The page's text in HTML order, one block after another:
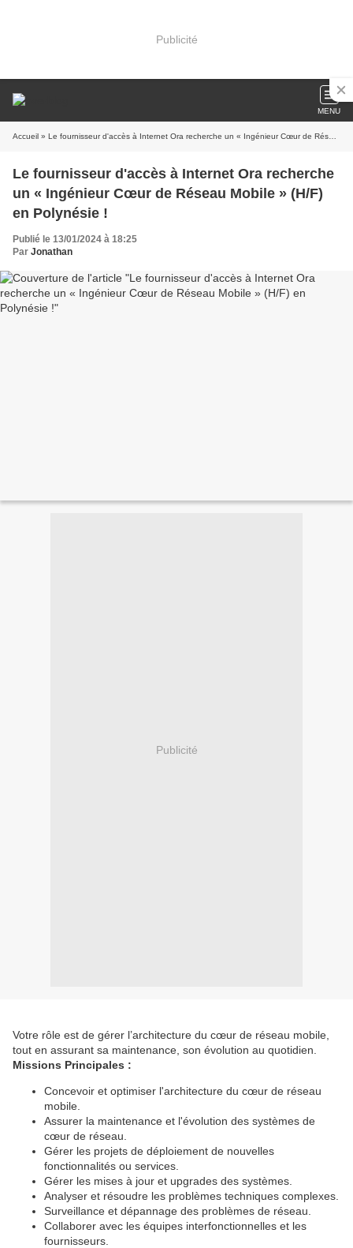
Publicité
MENU
Accueil » Le fournisseur d'accès à Internet Ora recherche un « Ingénieur Cœur de Réseau Mobile » (H/F) en Polynésie !
Le fournisseur d'accès à Internet Ora recherche
un « Ingénieur Cœur de Réseau Mobile » (H/F)
en Polynésie !
Publié le 13/01/2024 à 18:25
Par Jonathan
Publicité
Votre rôle est de gérer l’architecture du cœur de réseau mobile,
tout en assurant sa maintenance, son évolution au quotidien.
Missions Principales :
Concevoir et optimiser l'architecture du cœur de réseau
mobile.
Assurer la maintenance et l'évolution des systèmes de
cœur de réseau.
Gérer les projets de déploiement de nouvelles
fonctionnalités ou services.
Gérer les mises à jour et upgrades des systèmes.
Analyser et résoudre les problèmes techniques complexes.
Surveillance et dépannage des problèmes de réseau.
Collaborer avec les équipes interfonctionnelles et les
fournisseurs.